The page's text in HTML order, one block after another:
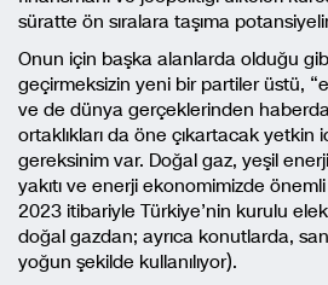
süratte ön sıralara taşıma
Onun için başka alanlarda olduğu
geçirmeksizin yeni bir partiler üstü,
ve de dünya gerçeklerinden
ortaklıkları da öne çıkartacak yetkin
gereksinim var. Doğal gaz, yeşil
yakıtı ve enerji ekonomimizde
2023 itibariyle Türkiye’nin kurulu
doğal gazdan; ayrıca konutlarda,
yoğun şekilde kullanılıyor).